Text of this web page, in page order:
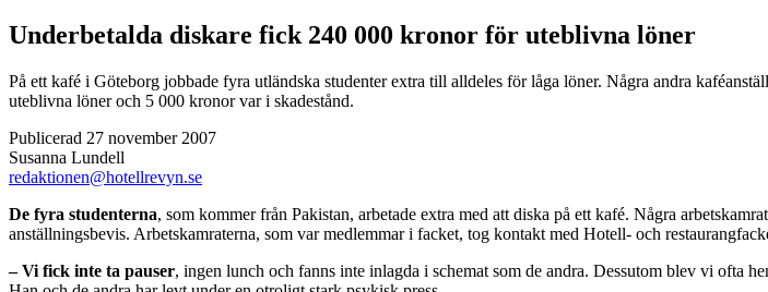
Underbetalda diskare fick 240 000 kronor för uteblivna löner
På ett kafé i Göteborg jobbade fyra utländska studenter extra till alldeles för låga löner. Några andra
uteblivna löner och 5 000 kronor var i skadestånd.
Publicerad 27 november 2007
Susanna Lundell
redaktionen@hotellrevyn.se
De fyra studenterna, som kommer från Pakistan, arbetade extra med att diska på ett kafé. Några
anställningsbevis. Arbetskamraterna, som var medlemmar i facket, tog kontakt med Hotell- och
– Vi fick inte ta pauser, ingen lunch och fanns inte inlagda i schemat som de andra. Dessutom blev vi ofta